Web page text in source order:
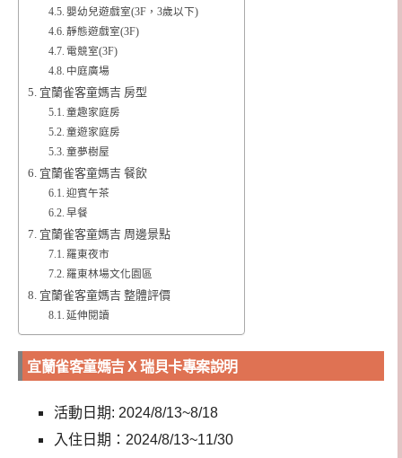
嬰幼兒遊戲室(3F，3歲以下)
靜態遊戲室(3F)
電競室(3F)
中庭廣場
宜蘭雀客童媽吉 房型
童趣家庭房
童遊家庭房
童夢樹屋
宜蘭雀客童媽吉 餐飲
迎賓午茶
早餐
宜蘭雀客童媽吉 周邊景點
羅東夜市
羅東林場文化園區
宜蘭雀客童媽吉 整體評價
延伸閱讀
宜蘭雀客童媽吉 X 瑞貝卡專案說明
活動日期: 2024/8/13~8/18
入住日期：2024/8/13~11/30